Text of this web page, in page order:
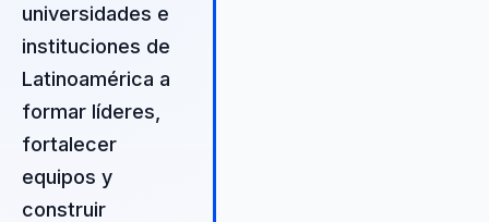
universidades e
instituciones de
Latinoamérica a
formar líderes,
fortalecer
equipos y
construir